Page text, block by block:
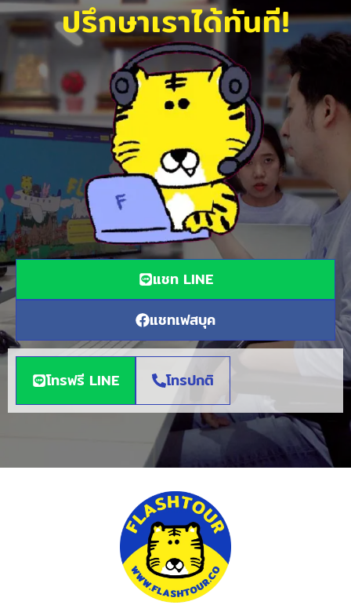
ปรึกษาเราได้ทันที!
แชท LINE
แชทเฟสบุค
โทรฟรี LINE โทรปกติ